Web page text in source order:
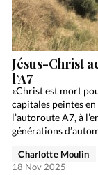
Jésus-Christ
l’A7
«Christ est mort
capitales peintes
l’autoroute A7, à
générations
Charlotte Moulin
18 Nov 2025